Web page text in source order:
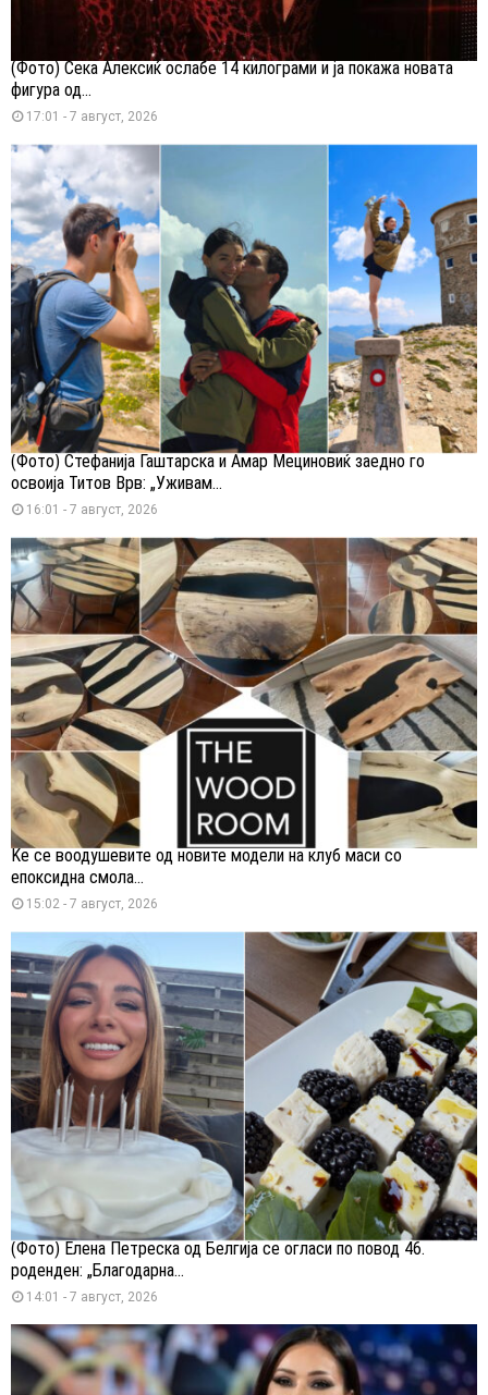
(Фото) Сека Алексиќ ослабе 14 килограми и ја покажа новата
фигура од...
17:01 - 7 август, 2026
(Фото) Стефанија Гаштарска и Амар Мециновиќ заедно го
освоија Титов Врв: „Уживам...
16:01 - 7 август, 2026
Ќе се воодушевите од новите модели на клуб маси со
епоксидна смола...
15:02 - 7 август, 2026
(Фото) Елена Петреска од Белгија се огласи по повод 46.
роденден: „Благодарна...
14:01 - 7 август, 2026